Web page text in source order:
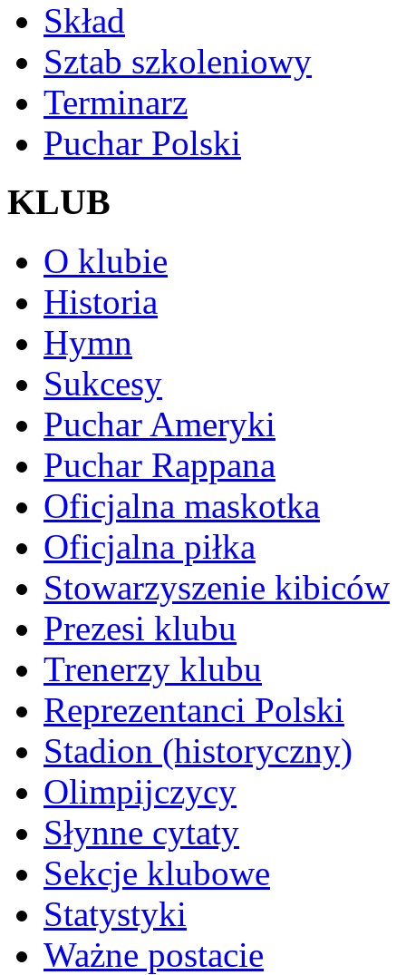
Skład
Sztab szkoleniowy
Terminarz
Puchar Polski
KLUB
O klubie
Historia
Hymn
Sukcesy
Puchar Ameryki
Puchar Rappana
Oficjalna maskotka
Oficjalna piłka
Stowarzyszenie kibiców
Prezesi klubu
Trenerzy klubu
Reprezentanci Polski
Stadion (historyczny)
Olimpijczycy
Słynne cytaty
Sekcje klubowe
Statystyki
Ważne postacie